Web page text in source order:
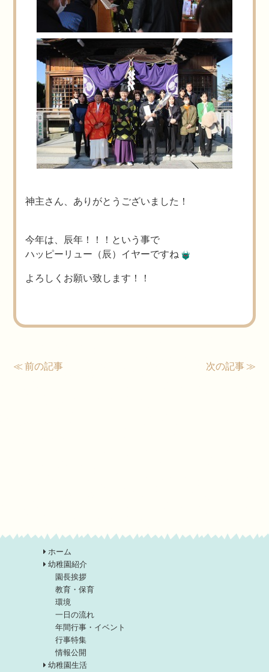
神主さん、ありがとうございました！
今年は、辰年！！！という事で
ハッピーリュー（辰）イヤーですね
よろしくお願い致します！！
≪ 前の記事 次の記事 ≫
ホーム
幼稚園紹介
園長挨拶
教育・保育
環境
一日の流れ
年間行事・イベント
行事特集
情報公開
幼稚園生活